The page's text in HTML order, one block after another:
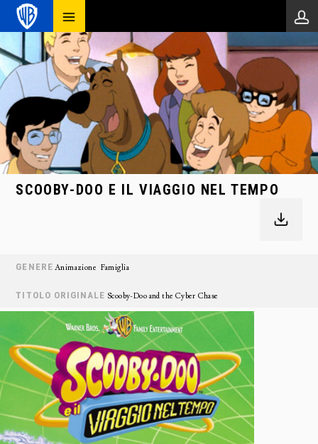
SCOOBY-DOO E IL VIAGGIO NEL TEMPO
GENERE Animazione Famiglia
TITOLO ORIGINALE Scooby-Doo and the Cyber Chase